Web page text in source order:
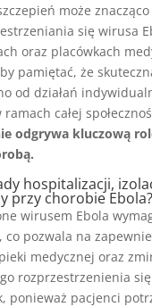
może
się wirusa
oraz placówkach
pamiętać, że
od działań
całej
odgrywa kluczową
hospitalizacji,
przy chorobie Ebola?
wirusem Ebola
co pozwala na
medycznej oraz
rozprzestrzenienia
ponieważ pacjenci